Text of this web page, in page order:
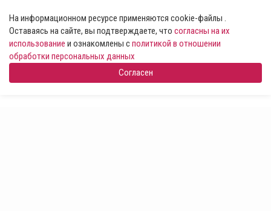
На информационном ресурсе применяются cookie-файлы .
Оставаясь на сайте, вы подтверждаете, что согласны на их
использование и ознакомлены сполитикой в отношении
обработки персональных данных
Согласен